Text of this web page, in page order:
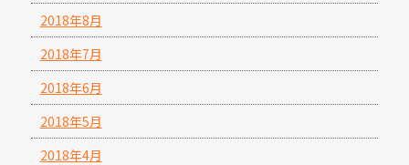
2018年8月
2018年7月
2018年6月
2018年5月
2018年4月